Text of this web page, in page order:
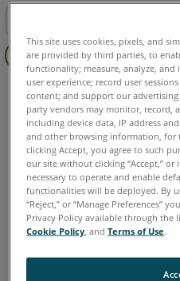
PDF
と
し
て
ク
イ
ク
ス
テ
ッ
プ
As-Built Revit
イタリア語 コリアン スペ
ポルトガル語 中国語 日本
This site uses cookies, pixels, and
are provided by third parties, to
functionality; measure, analyze,
user experience; record user
content; and support our
party vendors may monitor, record,
including device data, IP address
and other browsing information, for
clicking Accept, you agree to such
our site without clicking “Accept,” or
necessary to operate and enable
functionalities will be deployed. By
“Reject,” or “Manage Preferences”
Privacy Policy available through the
Cookie Policy , andTerms of Use.